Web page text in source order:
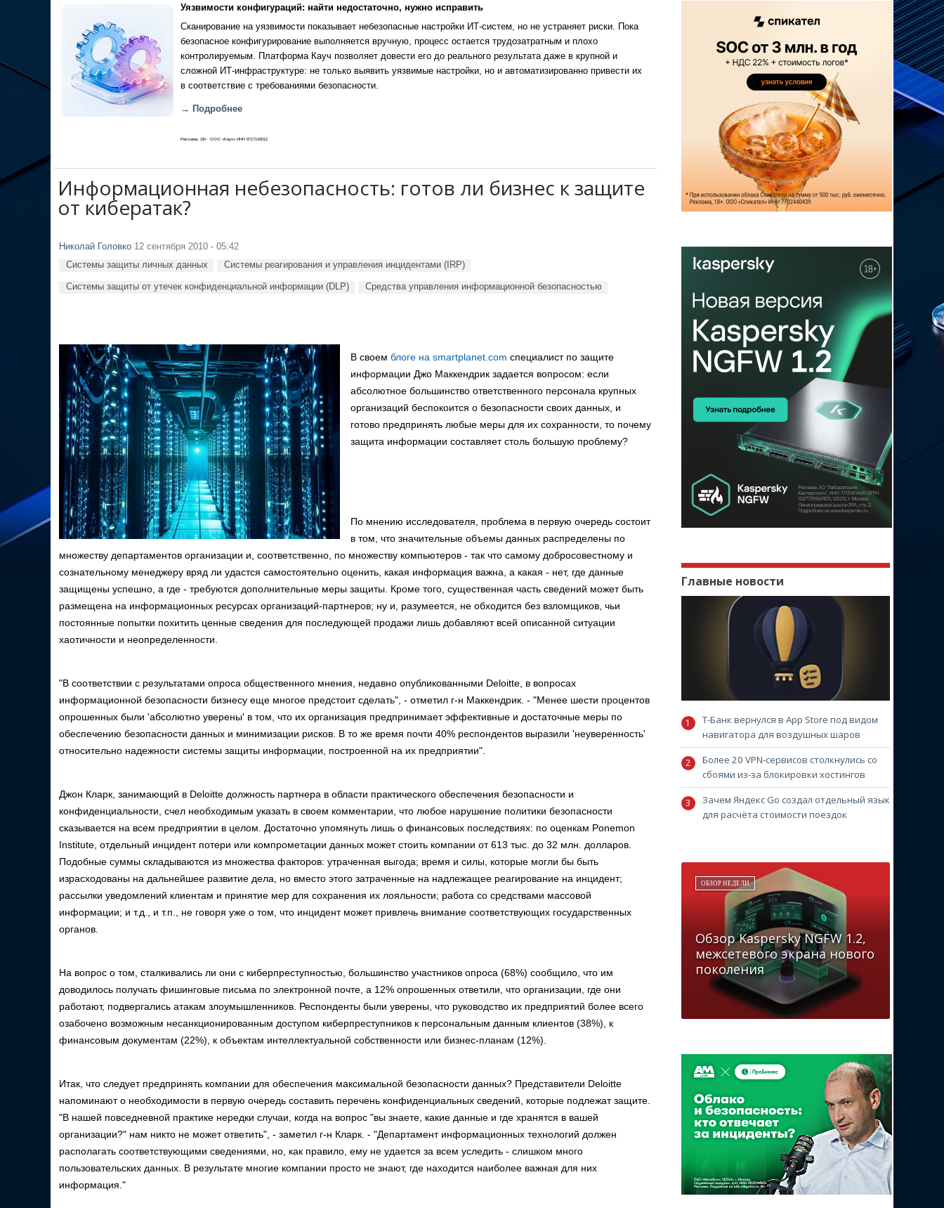
Уязвимости конфигураций: найти недостаточно, нужно исправить
Сканирование на уязвимости показывает небезопасные настройки ИТ-систем, но не устраняет риски. Пока
безопасное конфигурирование выполняется вручную, процесс остается трудозатратным и плохо
контролируемым. Платформа Кауч позволяет довести его до реального результата даже в крупной и
сложной ИТ-инфраструктуре: не только выявить уязвимые настройки, но и автоматизированно привести их
в соответствие с требованиями безопасности.
→ Подробнее
Реклама, 18+. ООО «Кауч» ИНН 9717142012
Информационная небезопасность: готов ли бизнес к защите
от кибератак?
Николай Головко 12 сентября 2010 - 05:42
Системы защиты личных данных Системы реагирования и управления инцидентами (IRP)
Системы защиты от утечек конфиденциальной информации (DLP) Средства управления информационной безопасностью
В своем блоге на smartplanet.com специалист по защите
информации Джо Маккендрик задается вопросом: если
абсолютное большинство ответственного персонала крупных
организаций беспокоится о безопасности своих данных, и
готово предпринять любые меры для их сохранности, то почему
защита информации составляет столь большую проблему?
По мнению исследователя, проблема в первую очередь состоит
в том, что значительные объемы данных распределены по
множеству департаментов организации и, соответственно, по множеству компьютеров - так что самому добросовестному и
сознательному менеджеру вряд ли удастся самостоятельно оценить, какая информация важна, а какая - нет, где данные
защищены успешно, а где - требуются дополнительные меры защиты. Кроме того, существенная часть сведений может быть
размещена на информационных ресурсах организаций-партнеров; ну и, разумеется, не обходится без взломщиков, чьи
постоянные попытки похитить ценные сведения для последующей продажи лишь добавляют всей описанной ситуации
хаотичности и неопределенности.
"В соответствии с результатами опроса общественного мнения, недавно опубликованными Deloitte, в вопросах
информационной безопасности бизнесу еще многое предстоит сделать", - отметил г-н Маккендрик. - "Менее шести процентов
опрошенных были 'абсолютно уверены' в том, что их организация предпринимает эффективные и достаточные меры по
обеспечению безопасности данных и минимизации рисков. В то же время почти 40% респондентов выразили 'неуверенность'
относительно надежности системы защиты информации, построенной на их предприятии".
Джон Кларк, занимающий в Deloitte должность партнера в области практического обеспечения безопасности и
конфиденциальности, счел необходимым указать в своем комментарии, что любое нарушение политики безопасности
сказывается на всем предприятии в целом. Достаточно упомянуть лишь о финансовых последствиях: по оценкам Ponemon
Institute, отдельный инцидент потери или компрометации данных может стоить компании от 613 тыс. до 32 млн. долларов.
Подобные суммы складываются из множества факторов: утраченная выгода; время и силы, которые могли бы быть
израсходованы на дальнейшее развитие дела, но вместо этого затраченные на надлежащее реагирование на инцидент;
рассылки уведомлений клиентам и принятие мер для сохранения их лояльности; работа со средствами массовой
информации; и т.д., и т.п., не говоря уже о том, что инцидент может привлечь внимание соответствующих государственных
органов.
На вопрос о том, сталкивались ли они с киберпреступностью, большинство участников опроса (68%) сообщило, что им
доводилось получать фишинговые письма по электронной почте, а 12% опрошенных ответили, что организации, где они
работают, подвергались атакам злоумышленников. Респонденты были уверены, что руководство их предприятий более всего
озабочено возможным несанкционированным доступом киберпреступников к персональным данным клиентов (38%), к
финансовым документам (22%), к объектам интеллектуальной собственности или бизнес-планам (12%).
Итак, что следует предпринять компании для обеспечения максимальной безопасности данных? Представители Deloitte
напоминают о необходимости в первую очередь составить перечень конфиденциальных сведений, которые подлежат защите.
"В нашей повседневной практике нередки случаи, когда на вопрос "вы знаете, какие данные и где хранятся в вашей
организации?" нам никто не может ответить", - заметил г-н Кларк. - "Департамент информационных технологий должен
располагать соответствующими сведениями, но, как правило, ему не удается за всем уследить - слишком много
пользовательских данных. В результате многие компании просто не знают, где находится наиболее важная для них
информация."
Главные новости
Т-Банк вернулся в App Store под видом
навигатора для воздушных шаров
Более 20 VPN-сервисов столкнулись со
сбоями из-за блокировки хостингов
Зачем Яндекс Go создал отдельный язык
для расчёта стоимости поездок
ОБЗОР НЕДЕЛИ
Обзор Kaspersky NGFW 1.2,
межсетевого экрана нового
поколения